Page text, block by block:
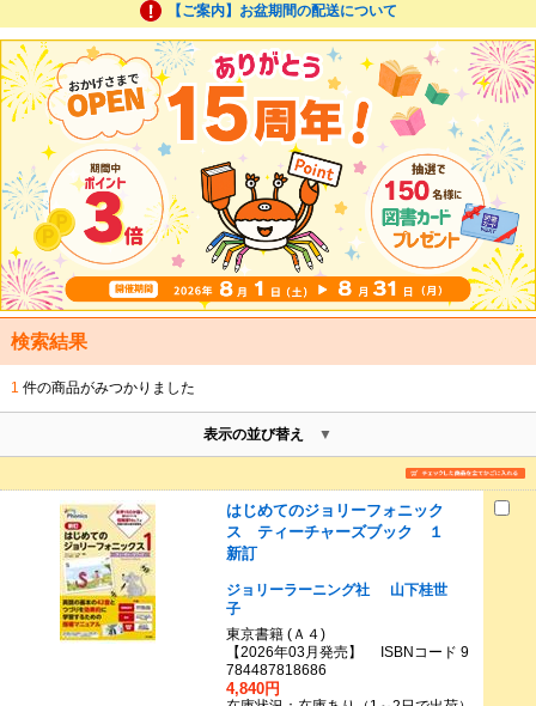
【ご案内】お盆期間の配送について
検索結果
1 件の商品がみつかりました
表示の並び替え
はじめてのジョリーフォニック
ス ティーチャーズブック １
新訂
ジョリーラーニング社
山下桂世
子
東京書籍 (Ａ４)
【2026年03月発売】 ISBNコード 9
784487818686
4,840円